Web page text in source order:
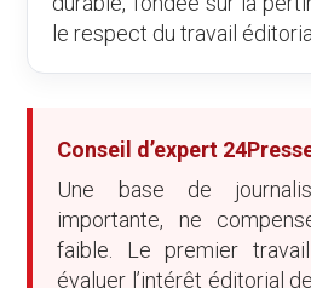
le respect du travail éditorial.
Conseil d’expert
Une base de
importante, ne
faible. Le premier
évaluer l’intérêt éditorial